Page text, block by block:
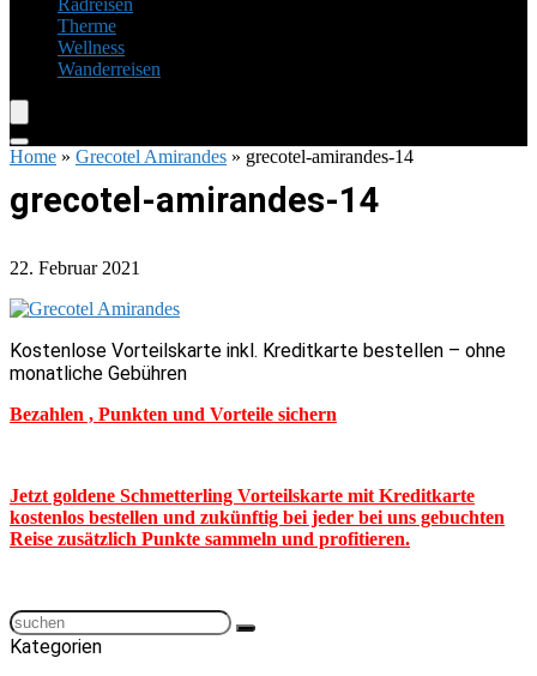
Radreisen
Therme
Wellness
Wanderreisen
Home » Grecotel Amirandes » grecotel-amirandes-14
grecotel-amirandes-14
22. Februar 2021
Kostenlose Vorteilskarte inkl. Kreditkarte bestellen – ohne
monatliche Gebühren
Bezahlen , Punkten und Vorteile sichern
Jetzt goldene Schmetterling Vorteilskarte mit Kreditkarte
kostenlos bestellen und zukünftig bei jeder bei uns gebuchten
Reise zusätzlich Punkte sammeln und profitieren.
Kategorien